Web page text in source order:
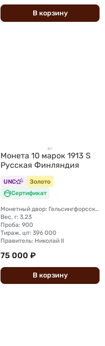
В корзину
Монета 10 марок 1913 S
Русская Финляндия
UNC
Золото
Сертификат
Монетный двор: Гельсингфорсский монетный двор (Финляндия)
Вес, г: 3,23
Проба: 900
Тираж, шт: 396 000
Правитель: Николай II
75 000 ₽
В корзину